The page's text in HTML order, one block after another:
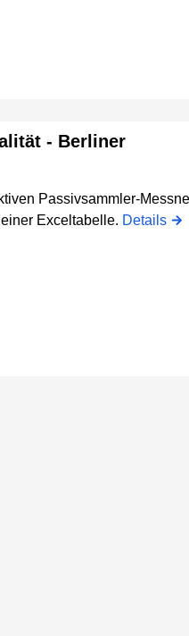
- Berliner
Passivsammler-
Exceltabelle. Details